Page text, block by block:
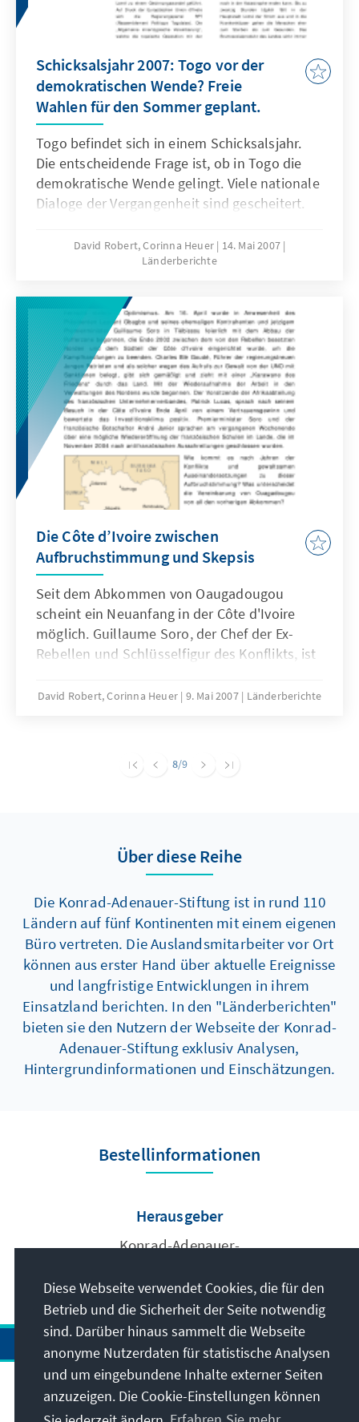
Parteiensystems. Von der Demokratie als
Wettbewerb der Ideen ist man auch in Mali
Schicksalsjahr 2007: Togo vor der
demokratischen Wende? Freie
Wahlen für den Sommer geplant.
Togo befindet sich in einem Schicksalsjahr.
Die entscheidende Frage ist, ob in Togo die
demokratische Wende gelingt. Viele nationale
Dialoge der Vergangenheit sind gescheitert.
David Robert, Corinna Heuer
14. Mai 2007
Länderberichte
Die Côte d’Ivoire zwischen
Aufbruchstimmung und Skepsis
Seit dem Abkommen von Oaugadougou
scheint ein Neuanfang in der Côte d'Ivoire
möglich. Guillaume Soro, der Chef der Ex-
Rebellen und Schlüsselfigur des Konflikts, ist
Gemeinsam mit Präsident Laurent Gbagbo
unzähligen, vergeblichen Bemühungen der
ausgehandelte Frieden "in Afrika durch
Afrika" reelle Chancen zu haben.
David Robert, Corinna Heuer 9. Mai 2007 Länderberichte
8/9
Über diese Reihe
Die Konrad-Adenauer-Stiftung ist in rund 110
Ländern auf fünf Kontinenten mit einem eigenen
Büro vertreten. Die Auslandsmitarbeiter vor Ort
können aus erster Hand über aktuelle Ereignisse
und langfristige Entwicklungen in ihrem
Einsatzland berichten. In den "Länderberichten"
bieten sie den Nutzern der Webseite der Konrad-
Adenauer-Stiftung exklusiv Analysen,
Hintergrundinformationen und Einschätzungen.
Bestellinformationen
Herausgeber
Konrad-Adenauer-
Anschrift
Diese Webseite verwendet Cookies, die für den
Betrieb und die Sicherheit der Seite notwendig
sind. Darüber hinaus sammelt die Webseite
anonyme Nutzerdaten für statistische Analysen
und um eingebundene Inhalte externer Seiten
anzuzeigen. Die Cookie-Einstellungen können